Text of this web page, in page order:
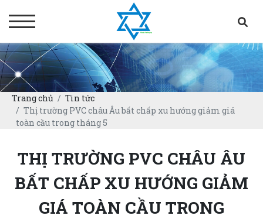
Trang chủ
Tin tức
Thị trường PVC châu Âu bất chấp xu hướng giảm giá
toàn cầu trong tháng 5
THỊ TRƯỜNG PVC CHÂU ÂU
BẤT CHẤP XU HƯỚNG GIẢM
GIÁ TOÀN CẦU TRONG